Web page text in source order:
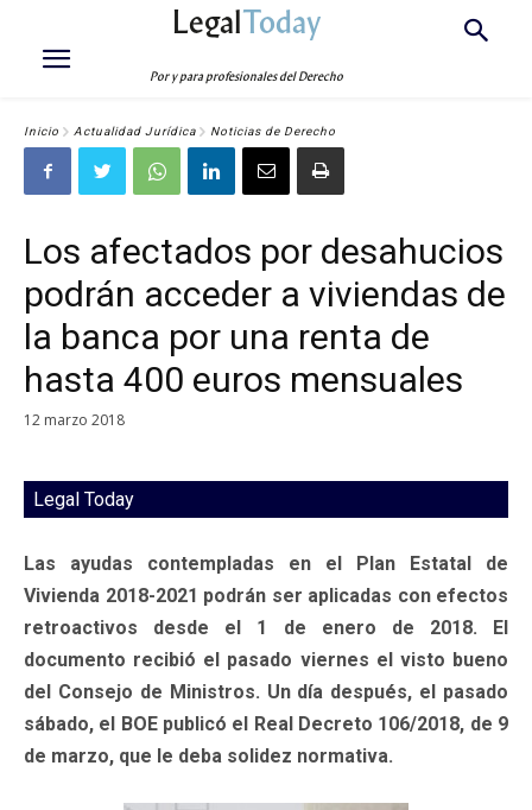
LegalToday
Por y para profesionales del Derecho
Inicio Actualidad Jurídica Noticias de Derecho
Los afectados por desahucios
podrán acceder a viviendas de
la banca por una renta de
hasta 400 euros mensuales
12 marzo 2018
Legal Today
Las ayudas contempladas en el Plan Estatal de
Vivienda 2018-2021 podrán ser aplicadas con efectos
retroactivos desde el 1 de enero de 2018. El
documento recibió el pasado viernes el visto bueno
del Consejo de Ministros. Un día después, el pasado
sábado, el BOE publicó el Real Decreto 106/2018, de 9
de marzo, que le deba solidez normativa.